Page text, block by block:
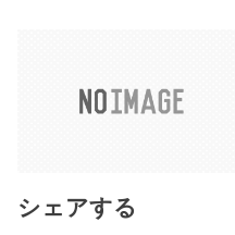
シェアする